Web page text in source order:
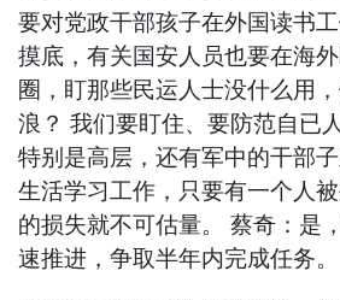
要对党政干部孩子在外国读书
摸底，有关国安人员也要在海
圈，盯那些民运人士没什么用
浪？ 我们要盯住、要防范自已
特别是高层，还有军中的干部
生活学习工作，只要有一个人
的损失就不可估量。 蔡奇：是
速推进，争取半年内完成任务。